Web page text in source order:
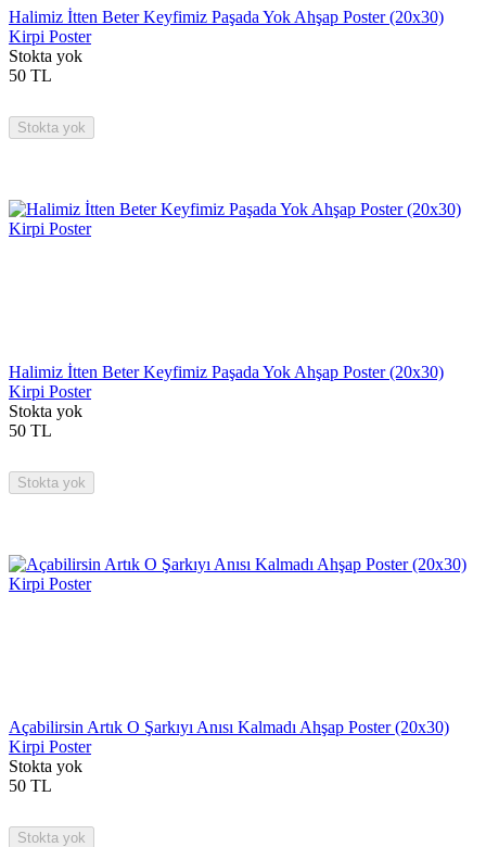
Halimiz İtten Beter Keyfimiz Paşada Yok Ahşap Poster (20x30)
Kirpi Poster
Stokta yok
50 TL
Stokta yok
Halimiz İtten Beter Keyfimiz Paşada Yok Ahşap Poster (20x30)
Kirpi Poster
Stokta yok
50 TL
Stokta yok
Açabilirsin Artık O Şarkıyı Anısı Kalmadı Ahşap Poster (20x30)
Kirpi Poster
Stokta yok
50 TL
Stokta yok